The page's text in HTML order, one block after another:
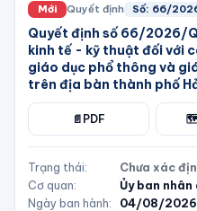
Mới Quyết định Số: 66/
Quyết định số 66/2026/
kinh tế - kỹ thuật đối với
giáo dục phổ thông và
trên địa bàn thành phố
📄 PDF
Trạng thái:
Chưa xác
Cơ quan:
Ủy ban
Ngày ban hành:
04/08/2026